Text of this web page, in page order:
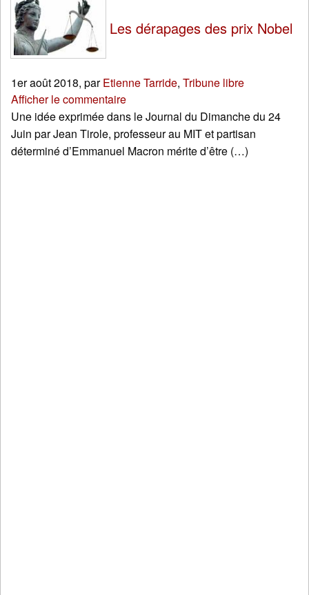
Les dérapages des prix Nobel
1er août 2018, parEtienne Tarride, Tribune libre
Afficher le commentaire
Une idée exprimée dans le Journal du Dimanche du 24
Juin par Jean Tirole, professeur au MIT et partisan
déterminé d’Emmanuel Macron mérite d’être (…)